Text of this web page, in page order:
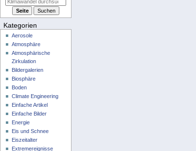
Kategorien
Aerosole
Atmosphäre
Atmosphärische
Zirkulation
Bildergalerien
Biosphäre
Boden
Climate Engineering
Einfache Artikel
Einfache Bilder
Energie
Eis und Schnee
Eiszeitalter
Extremereignisse